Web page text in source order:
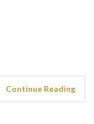
Continue Reading